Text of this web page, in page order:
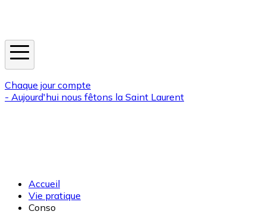
Chaque jour compte
- Aujourd'hui nous fêtons la Saint Laurent
Accueil
Vie pratique
Conso